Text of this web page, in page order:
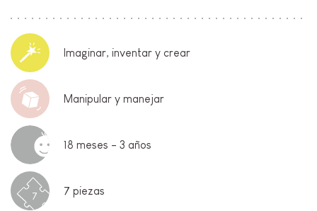
Imaginar, inventar y crear
Manipular y manejar
18 meses - 3 años
7 7 piezas